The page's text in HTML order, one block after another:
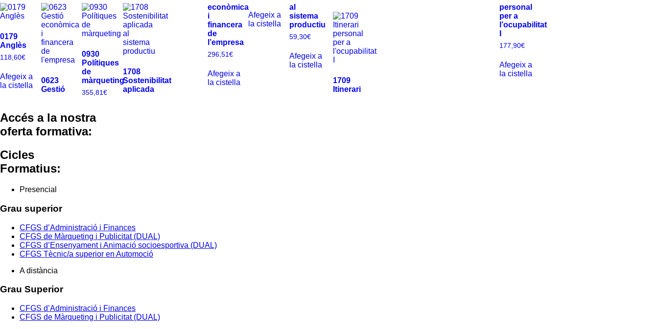
0179
Anglès
118,60€
Afegeix a
la cistella
0623
Gestió
econòmica
i
financera
de
l’empresa
296,51 €
Afegeix a
la cistella
0930
Polítiques
de
màrqueting
355,81€
Afegeix a
la cistella
1708
Sostenibilitat
aplicada
al
sistema
productiu
59,30€
Afegeix a
la cistella
1709
Itinerari
personal
per a
l’ocupabilitat
177,90€
Afegeix a
la cistella
Accés a la nostra
oferta formativa:
Cicles
Formatius:
Presencial
Grau superior
CFGS d’Administració i Finances
CFGS de Màrqueting i Publicitat (DUAL)
CFGS d’Ensenyament i Animació socioesportiva (DUAL)
CFGS Tècnic/a superior en Automoció
A distància
Grau Superior
CFGS d’Administració i Finances
CFGS de Màrqueting i Publicitat (DUAL)